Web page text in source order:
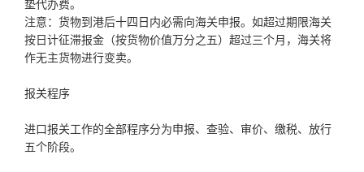
注意：货物到港后十四日内必需向海关申报。如超过期限海关
按日计征滞报金（按货物价值万分之五）超过三个月，海关将
作无主货物进行变卖。
报关程序
进口报关工作的全部程序分为申报、查验、审价、缴税、放行
五个阶段。